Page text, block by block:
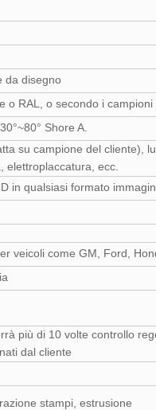
da disegno
o RAL, o secondo i
Shore A.
su campione del cliente),
elettroplaccatura, ecc.
in qualsiasi formato
veicoli come GM, Ford,
più di 10 volte controllo
dal cliente
stampi, estrusione